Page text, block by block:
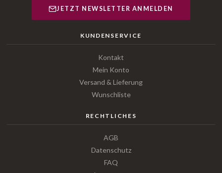
JETZT NEWSLETTER ANMELDEN
KUNDENSERVICE
Kontakt
Mein Konto
Versand & Lieferung
Wunschliste
RECHTLICHES
AGB
Datenschutz
FAQ